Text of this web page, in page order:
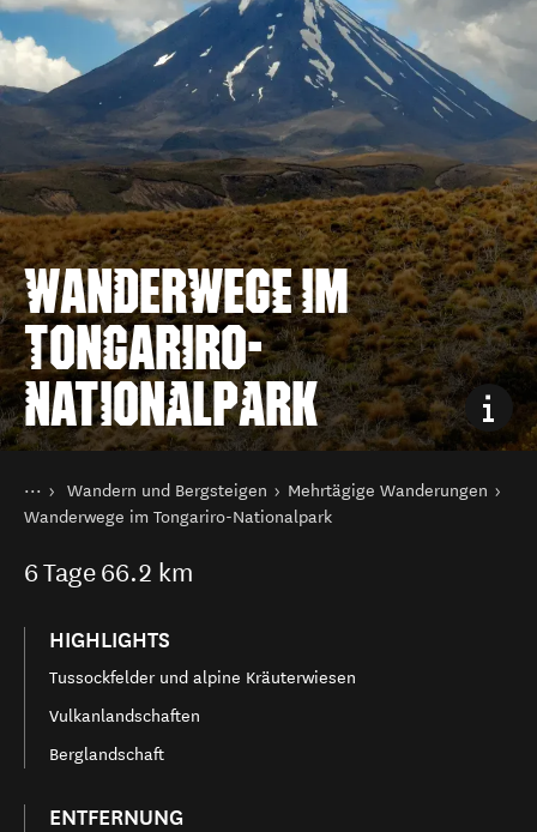
WANDERWEGE IM
TONGARIRO-
NATIONALPARK
Sie sind hier
Startseite
Aktivitäten
Wandern und Bergsteigen
Mehrtägige Wanderungen
Wanderwege im Tongariro-Nationalpark
6Tage66.2 km
HIGHLIGHTS
Tussockfelder und alpine Kräuterwiesen
Vulkanlandschaften
Berglandschaft
ENTFERNUNG